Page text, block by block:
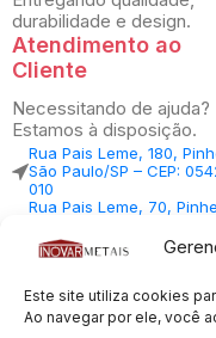
Este site utiliza cookies
Ao navegar por ele, você
durabilidade e design.
Atendimento ao
Cliente
Necessitando de ajuda?
Estamos à disposição.
Rua Pais Leme, 180,
São Paulo/SP – CEP:
010
Rua Pais Leme, 70,
010
Central Vendas: (11)
Central Atendimento: (11)
94535-7237